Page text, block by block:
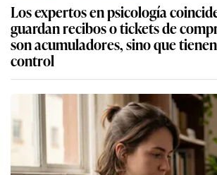
Los expertos en psicología
guardan recibos o tickets de
son acumuladores, sino que
control